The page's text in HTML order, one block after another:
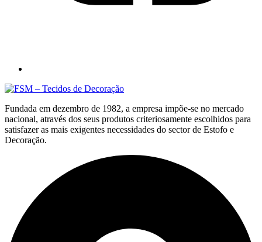
Fundada em dezembro de 1982, a empresa impõe-se no mercado
nacional, através dos seus produtos criteriosamente escolhidos para
satisfazer as mais exigentes necessidades do sector de Estofo e
Decoração.